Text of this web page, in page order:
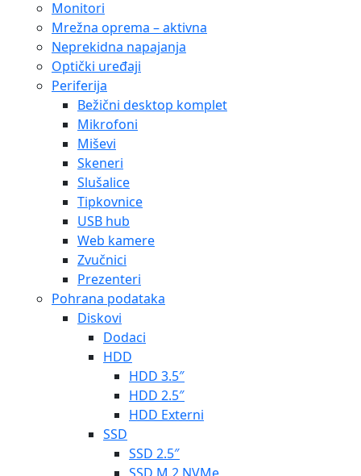
Monitori
Mrežna oprema – aktivna
Neprekidna napajanja
Optički uređaji
Periferija
Bežični desktop komplet
Mikrofoni
Miševi
Skeneri
Slušalice
Tipkovnice
USB hub
Web kamere
Zvučnici
Prezenteri
Pohrana podataka
Diskovi
Dodaci
HDD
HDD 3.5″
HDD 2.5″
HDD Externi
SSD
SSD 2.5″